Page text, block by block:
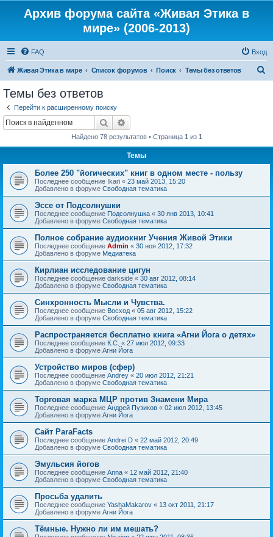
Архив форума сайта «Живая Этика в
мире» (2006-2013)
FAQ Вход
Живая Этика в мире Список форумов Поиск Темы без ответов
Темы без ответов
Перейти к расширенному поиску
Поиск
Найдено 78 результатов • Страница 1 из 1
Темы
Более 250 "йогических" книг в одном месте - пользу
Последнее сообщение Ikari « 23 май 2013, 15:20
Добавлено в форуме Свободная тематика
Эссе от Подсолнушки
Последнее сообщение Подсолнушка « 30 янв 2013, 10:41
Добавлено в форуме Свободная тематика
Полное собрание аудиокниг Учения Живой Этики
Последнее сообщение Admin « 30 ноя 2012, 17:32
Добавлено в форуме Медиатека
Кирлиан исследование цигун
Последнее сообщение darkside « 30 авг 2012, 08:14
Добавлено в форуме Свободная тематика
Синхронность Мысли и Чувства.
Последнее сообщение Восход « 05 авг 2012, 15:22
Добавлено в форуме Свободная тематика
Распространяется бесплатно книга «Агни Йога о детях»
Последнее сообщение К.С. « 27 июл 2012, 09:33
Добавлено в форуме Агни Йога
Устройство миров (сфер)
Последнее сообщение Andrey « 20 июл 2012, 21:21
Добавлено в форуме Свободная тематика
Торговая марка МЦР против Знамени Мира
Последнее сообщение Андрей Пузиков « 02 июл 2012, 13:45
Добавлено в форуме Агни Йога
Сайт ParaFacts
Последнее сообщение Andrei D « 22 май 2012, 20:49
Добавлено в форуме Свободная тематика
Эмульсия йогов
Последнее сообщение Anna « 12 май 2012, 21:40
Добавлено в форуме Свободная тематика
Просьба удалить
Последнее сообщение YashaMakarov « 13 окт 2011, 21:17
Добавлено в форуме Агни Йога
Тёмные. Нужно ли им мешать?